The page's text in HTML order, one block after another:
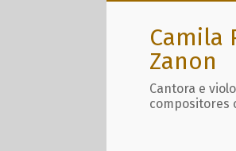
Camila
Zanon
Cantora e
compositores